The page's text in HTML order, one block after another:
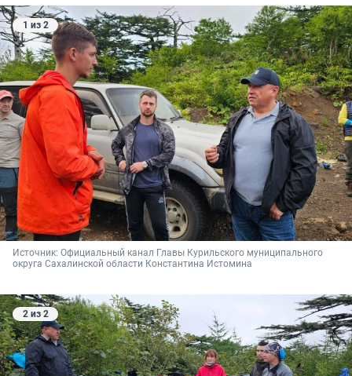
1 из 2
Источник: Официальный канал Главы Курильского муниципального
округа Сахалинской области Константина Истомина
2 из 2